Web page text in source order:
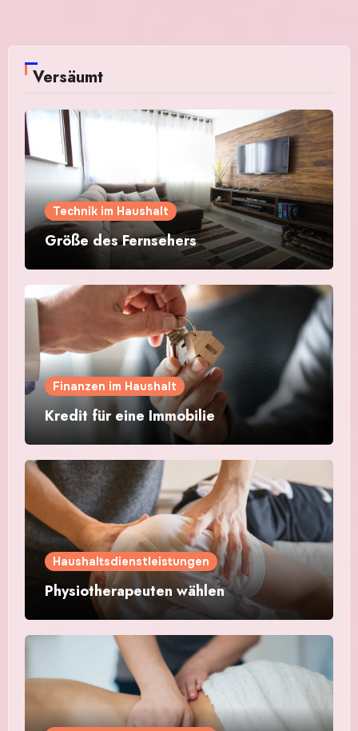
Versäumt
Technik im Haushalt
Größe des Fernsehers
Finanzen im Haushalt
Kredit für eine Immobilie
Haushaltsdienstleistungen
Physiotherapeuten wählen